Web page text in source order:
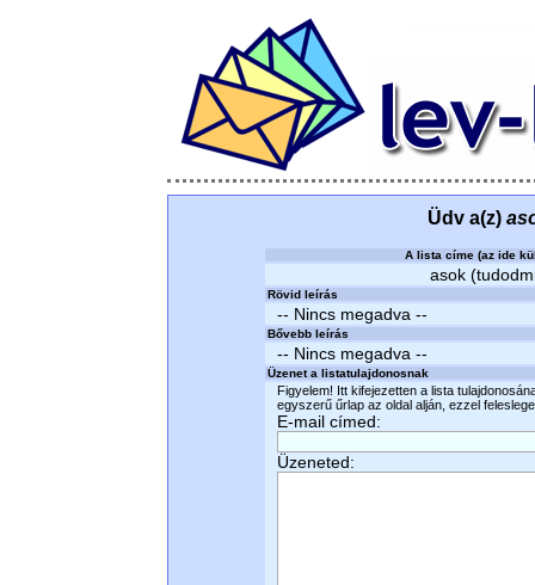
Üdv a(z)
A lista címe (az ide
asok
Rövid leírás
-- Nincs megadva --
Bővebb leírás
-- Nincs megadva --
Üzenet a listatulajdonosnak
Figyelem! Itt kifejezetten a lista
egyszerű űrlap az oldal alján, ezzel
E-mail címed:
Üzeneted: